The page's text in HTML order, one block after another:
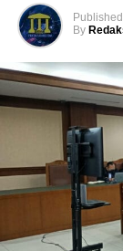
Published
By